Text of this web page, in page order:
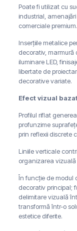
Poate fi utilizat cu
industrial,
comerciale premium.
Inserțiile metalice
decorativ, marmură
iluminare LED,
libertate de
decorative variate.
Efect vizual
Profilul riflat
profunzime
prin reflexii discrete
Liniile verticale
organizarea vizuală
În funcție de modul
decorativ principal;
delimitare vizuală
transformă într-o
estetice diferite.